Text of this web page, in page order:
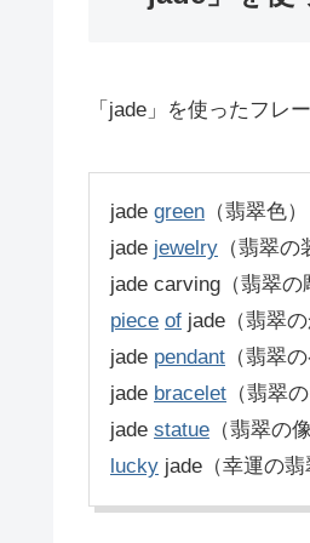
「jade」を使ったフレ
jade green （翡翠色）
jade jewelry （翡翠の
jade carving（翡翠の
piece of jade（翡翠の
jade pendant （翡翠
jade bracelet （翡翠
jade statue （翡翠の像
lucky jade（幸運の翡